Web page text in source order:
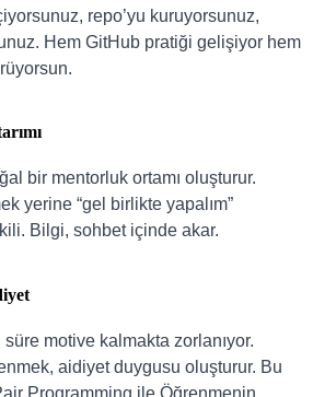
repo’yu kuruyorsunuz,
Hem GitHub pratiği gelişiyor hem
bir mentorluk ortamı oluşturur.
yerine “gel birlikte yapalım”
Bilgi, sohbet içinde akar.
süre motive kalmakta zorlanıyor.
aidiyet duygusu oluşturur. Bu
Pair Programming ile Öğrenmenin